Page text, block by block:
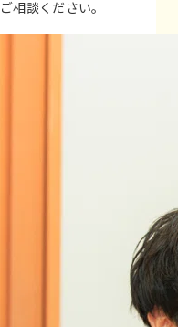
相談ください。